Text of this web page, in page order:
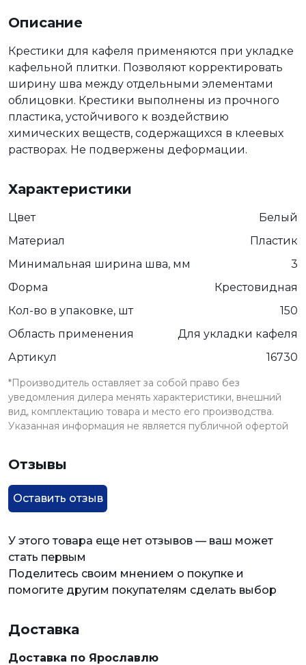
Описание
Крестики для кафеля применяются при укладке
кафельной плитки. Позволяют корректировать
ширину шва между отдельными элементами
облицовки. Крестики выполнены из прочного
пластика, устойчивого к воздействию
химических веществ, содержащихся в клеевых
растворах. Не подвержены деформации.
Характеристики
Цвет
Белый
Материал
Пластик
Минимальная ширина шва, мм
3
Форма
Крестовидная
Кол-во в упаковке, шт
150
Область применения
Для укладки кафеля
Артикул
16730
*Производитель оставляет за собой право без
уведомления дилера менять характеристики, внешний
вид, комплектацию товара и место его производства.
Указанная информация не является публичной офертой
Отзывы
Оставить отзыв
У этого товара еще нет отзывов — ваш может
стать первым
Поделитесь своим мнением о покупке и
помогите другим покупателям сделать выбор
Доставка
Доставка по Ярославлю